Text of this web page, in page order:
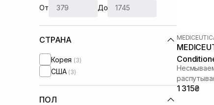
От До
СТРАНА
Корея (3)
США (3)
ПОЛ
1 315₴